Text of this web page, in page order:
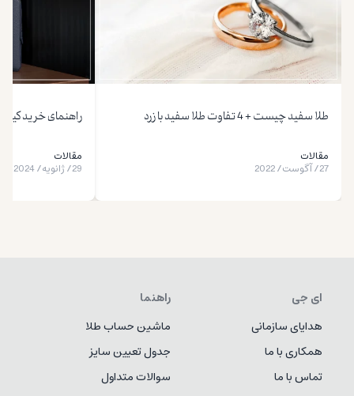
طلا سفید چیست + 4 تفاوت طلا سفید با زرد
مقالات
27
/آگوست/
2022
راهنمای خرید کیف
مقالات
29
/ژانویه/
2024
ای جی
هدایای سازمانی
همکاری با ما
تماس با ما
راهنما
ماشین حساب طلا
جدول تعیین سایز
سوالات متداول